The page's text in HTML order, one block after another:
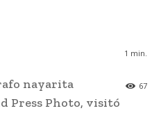
1 min.
67
nayarita
Press Photo, visitó